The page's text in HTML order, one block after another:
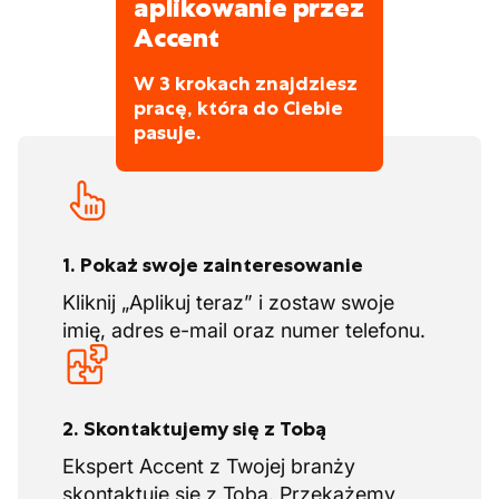
aplikowanie przez
Accent
W 3 krokach znajdziesz
pracę, która do Ciebie
pasuje.
1. Pokaż swoje zainteresowanie
Kliknij „Aplikuj teraz” i zostaw swoje
imię, adres e-mail oraz numer telefonu.
2. Skontaktujemy się z Tobą
Ekspert Accent z Twojej branży
skontaktuje się z Tobą. Przekażemy